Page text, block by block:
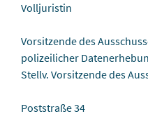
Volljuristin
Vorsitzende des
polizeilicher
Stellv. Vorsitzende des
Poststraße 34